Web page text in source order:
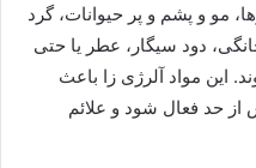
مو و پشم و پر حیوانات، گرد
دود سیگار، عطر یا حتی
این مواد آلرژی زا باعث
حد فعال شود و علائم